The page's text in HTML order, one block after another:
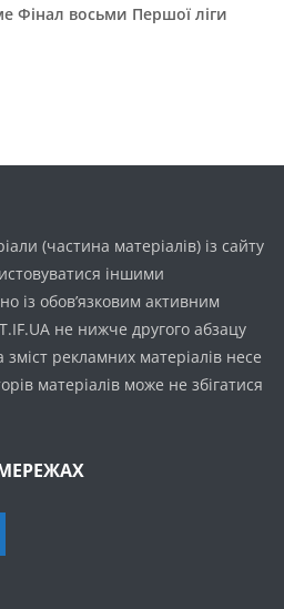
Фінал восьми Першої ліги
(частина матеріалів) із сайту
іншими
із обов’язковим активним
не нижче другого абзацу
зміст рекламних матеріалів несе
матеріалів може не збігатися